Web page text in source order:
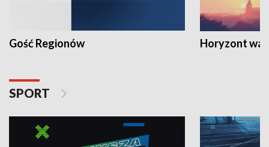
Gość Regionów Horyzont
SPORT